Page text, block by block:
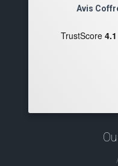
Avis